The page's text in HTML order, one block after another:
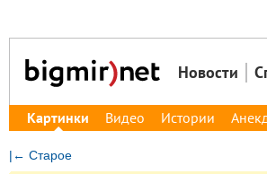
Новости
Картинки Видео Истории
|← Старое